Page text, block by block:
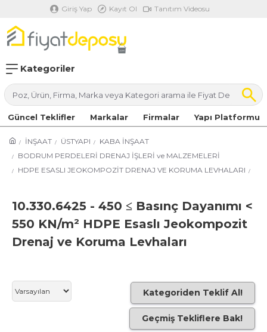
Giriş Yap Kayıt Ol Tanıtım Videosu
Kategoriler
Güncel Teklifler Markalar Firmalar Yapı Platformu
İNŞAAT ÜSTYAPI
KABA İNŞAAT
BODRUM PERDELERİ DRENAJ İŞLERİ ve MALZEMELERİ
HDPE ESASLI JEOKOMPOZİT DRENAJ VE KORUMA LEVHALARI
10.330.6425 - 450 ≤ Basınç Dayanımı <
550 KN/m² HDPE Esaslı Jeokompozit
Drenaj ve Koruma Levhaları
Kategoriden Teklif Al!
Geçmiş Tekliflere Bak!